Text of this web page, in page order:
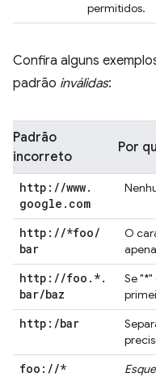
permitidos.
Confira alguns
padrão inválidas:
Padrão
incorreto
Por
http: //www.
google . com
http: //*foo/
bar
O
http: //foo . *.
bar/baz
Se
http: /bar
foo: //*